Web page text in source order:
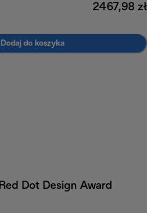
2467,98 zł
Dodaj do koszyka
Dot Design Award